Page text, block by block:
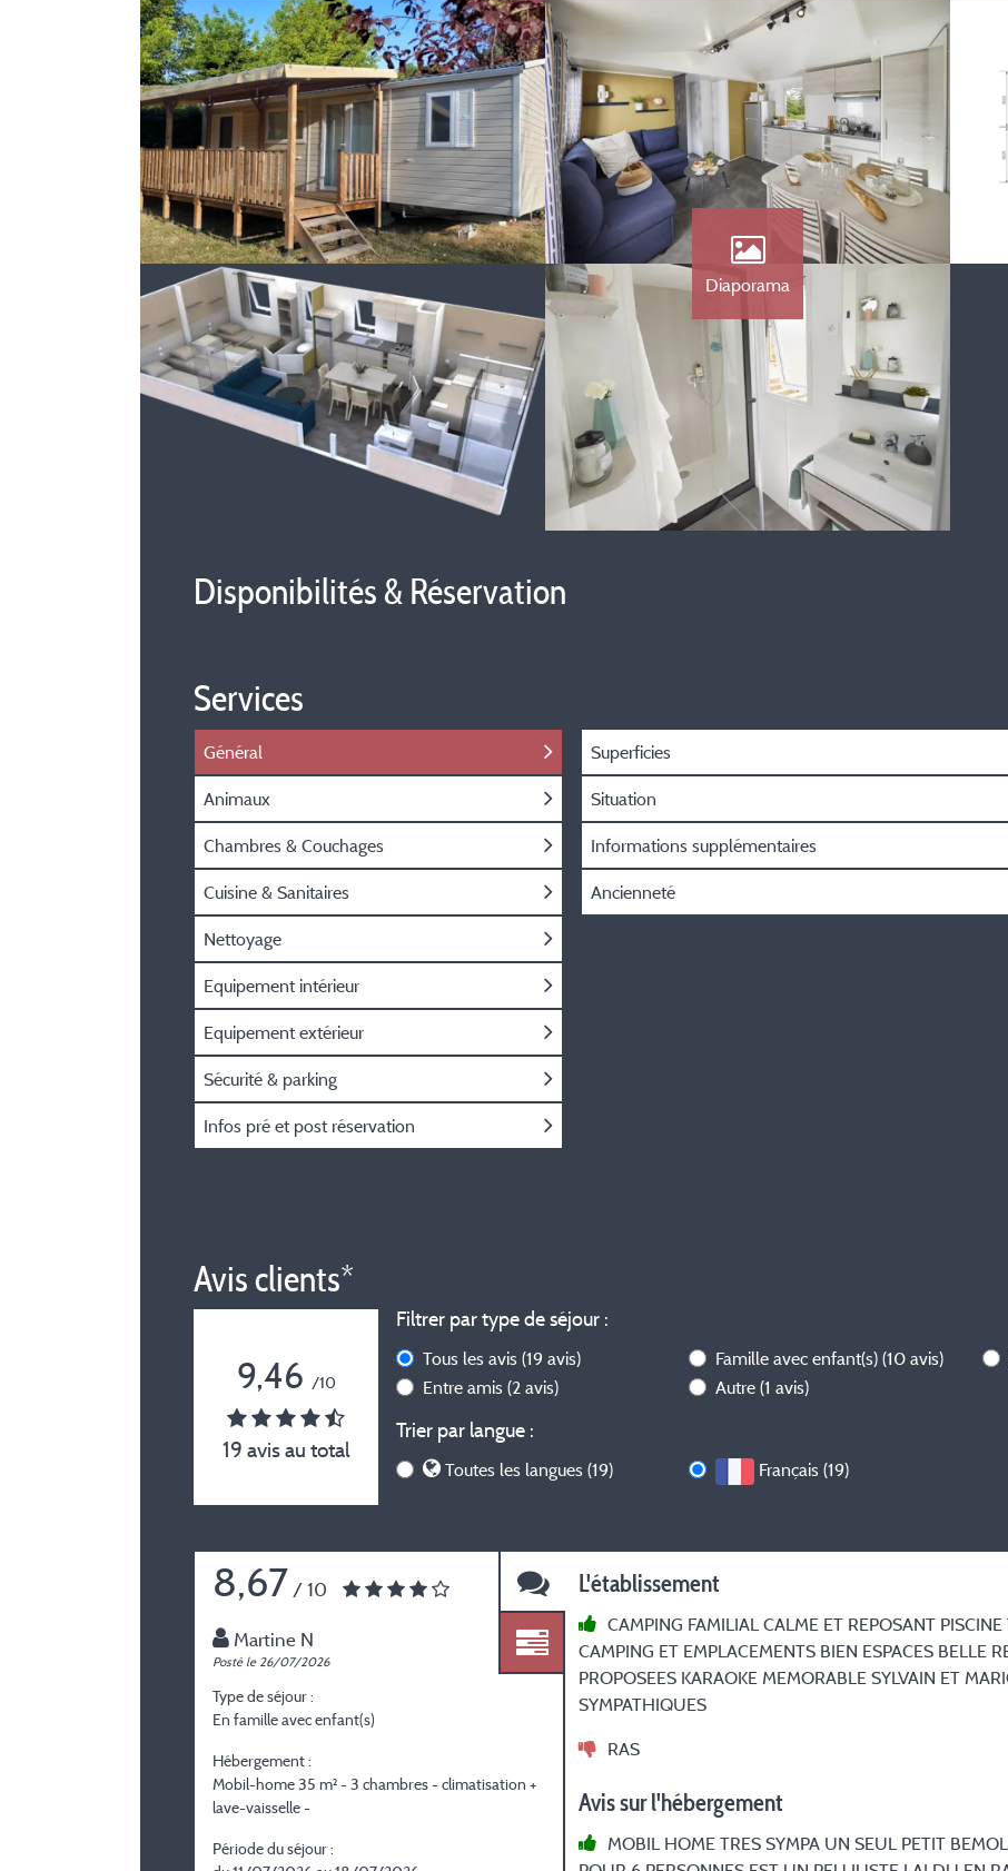
Diaporama
Disponibilités & Réservation
Services
Général
Animaux
Chambres & Couchages
Cuisine & Sanitaires
Nettoyage
Equipement intérieur
Equipement extérieur
Sécurité & parking
Infos pré et post réservation
Superficies
Situation
Informations supplémentaires
Ancienneté
Avis clients*
9,46 /10
19 avis au total
Filtrer par type de séjour :
Tous les avis (19 avis) Famille avec enfant(s)(10 avis)
Entre amis (2 avis) Autre(1 avis)
Trier par langue :
Toutes les langues (19) Français (19)
8,67 / 10
Martine N
Posté le 26/07/2026
Type de séjour :
En famille avec enfant(s)
Hébergement :
Mobil-home 35 m² - 3 chambres - climatisation +
lave-vaisselle -
Période du séjour :
L'établissement
CAMPING FAMILIAL CALME ET REPOSANT
CAMPING ET EMPLACEMENTS BIEN ESPACES BELLE
PROPOSEES KARAOKE MEMORABLE SYLVAIN ET
SYMPATHIQUES
RAS
Avis sur l'hébergement
MOBIL HOME TRES SYMPA UN SEUL PETIT